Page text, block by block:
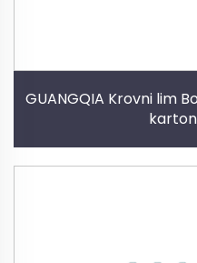
GUANGQIA Krovni lim